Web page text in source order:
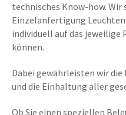
technisches Know-how.
Einzelanfertigung Leuchten
individuell auf das
können.
Dabei gewährleisten wir
und die Einhaltung aller
Ob Sie einen speziellen